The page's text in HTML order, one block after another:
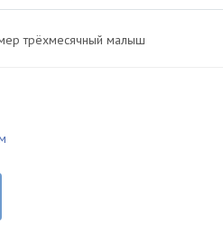
трёхмесячный малыш